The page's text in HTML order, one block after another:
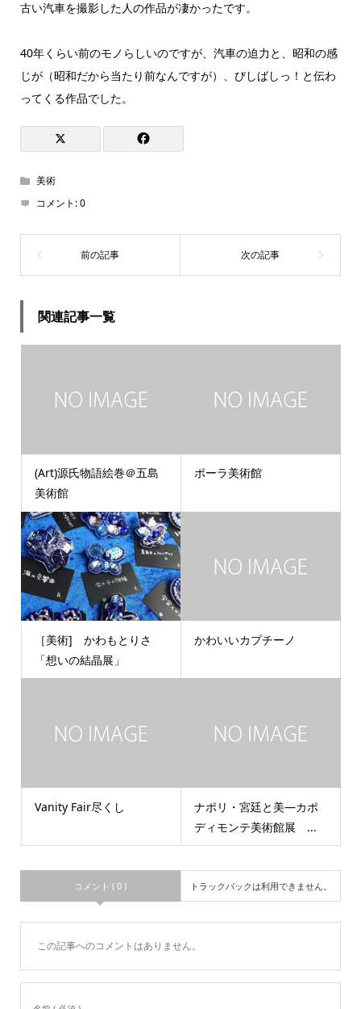
古い汽車を撮影した人の作品が凄かったです。
40年くらい前のモノらしいのですが、汽車の迫力と、昭和の感
じが（昭和だから当たり前なんですが）、びしばしっ！と伝わ
ってくる作品でした。
美術
コメント:0
関連記事一覧
(Art)源氏物語絵巻＠五島
美術館
ポーラ美術館
［美術] かわもとりさ
「想いの結晶展」
かわいいカプチーノ
Vanity Fair尽くし
ナポリ・宮廷と美―カポ
ディモンテ美術館展 ...
コメント ( 0 ) トラックバックは利用できません。
この記事へのコメントはありません。